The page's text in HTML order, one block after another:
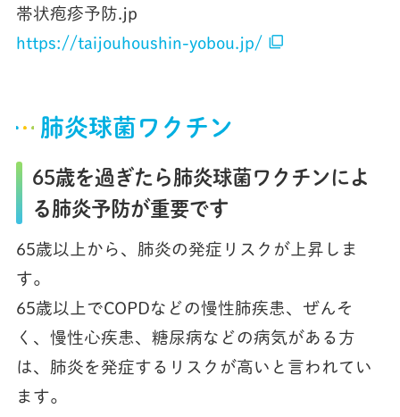
帯状疱疹予防.jp
https://taijouhoushin-yobou.jp/ filter_none
肺炎球菌ワクチン
65歳を過ぎたら肺炎球菌ワクチンによ
る肺炎予防が重要です
65歳以上から、肺炎の発症リスクが上昇しま
す。
65歳以上でCOPDなどの慢性肺疾患、ぜんそ
く、慢性心疾患、糖尿病などの病気がある方
は、肺炎を発症するリスクが高いと言われてい
ます。